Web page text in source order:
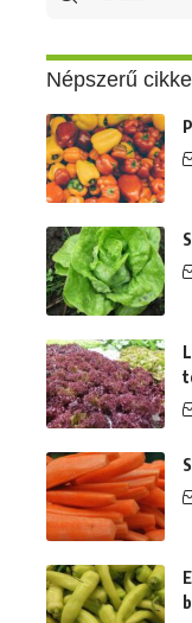
Népszerű